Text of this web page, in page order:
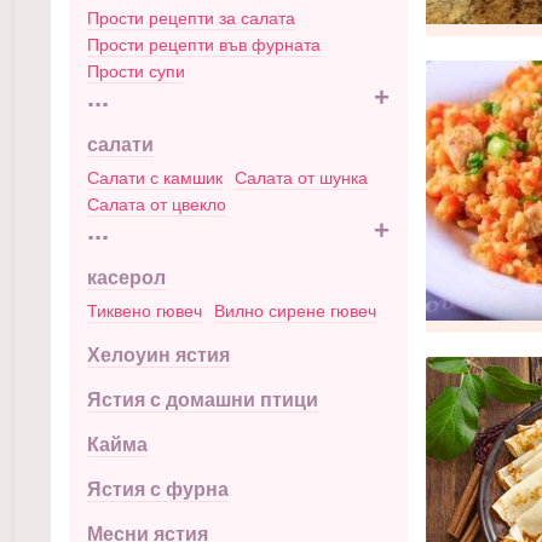
Прости рецепти за салата
Прости рецепти във фурната
Прости супи
... +
салати
Салати с камшик
Салата от шунка
Салата от цвекло
... +
касерол
Тиквено гювеч Вилно сирене гювеч
Хелоуин ястия
Ястия с домашни птици
Кайма
Ястия с фурна
Месни ястия